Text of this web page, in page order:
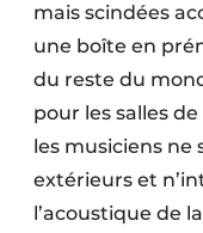
mais scindées
une boîte en
du reste du
pour les salles
les musiciens ne
extérieurs et
l’acoustique de